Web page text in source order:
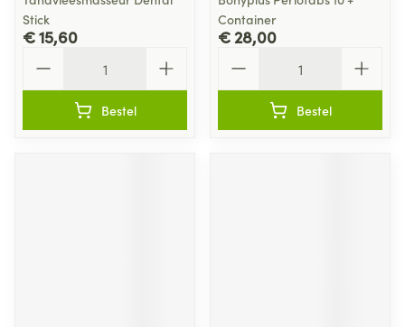
Stick
€ 15,60
Bestel
Container
€ 28,00
Bestel